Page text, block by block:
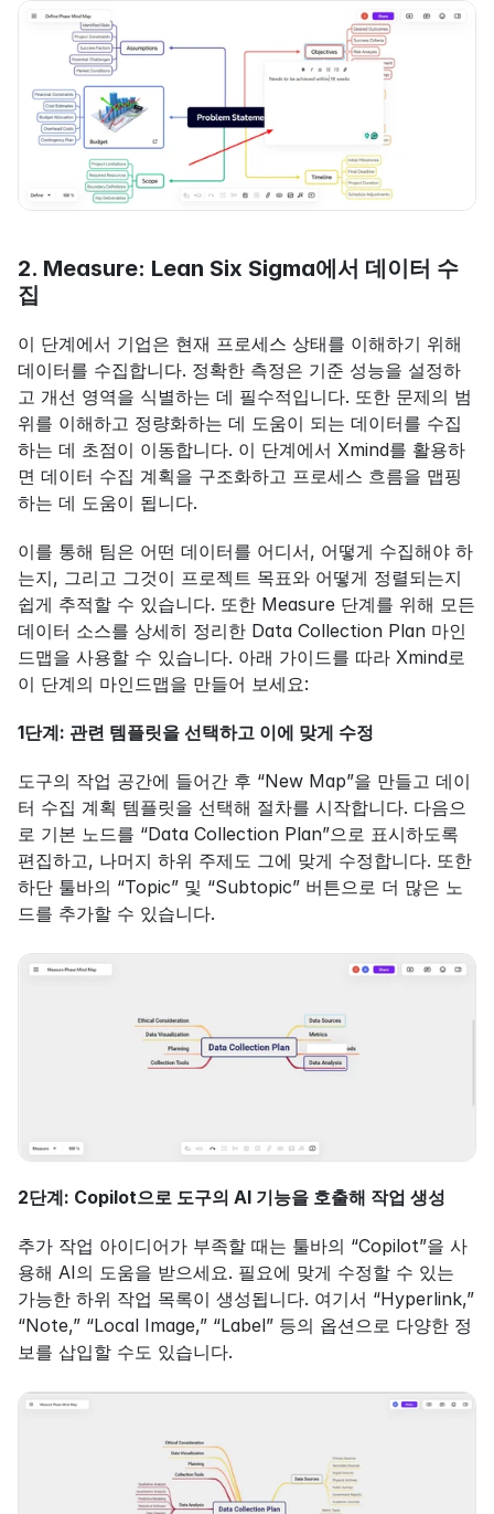
2. Measure: Lean Six Sigma에서 데이터 수
집
이 단계에서 기업은 현재 프로세스 상태를 이해하기 위해
데이터를 수집합니다. 정확한 측정은 기준 성능을 설정하
고 개선 영역을 식별하는 데 필수적입니다. 또한 문제의 범
위를 이해하고 정량화하는 데 도움이 되는 데이터를 수집
하는 데 초점이 이동합니다. 이 단계에서 Xmind를 활용하
면 데이터 수집 계획을 구조화하고 프로세스 흐름을 맵핑
하는 데 도움이 됩니다.
이를 통해 팀은 어떤 데이터를 어디서, 어떻게 수집해야 하
는지, 그리고 그것이 프로젝트 목표와 어떻게 정렬되는지
쉽게 추적할 수 있습니다. 또한 Measure 단계를 위해 모든
데이터 소스를 상세히 정리한 Data Collection Plan 마인
드맵을 사용할 수 있습니다. 아래 가이드를 따라 Xmind로
이 단계의 마인드맵을 만들어 보세요:
1단계: 관련 템플릿을 선택하고 이에 맞게 수정
도구의 작업 공간에 들어간 후 “New Map”을 만들고 데이
터 수집 계획 템플릿을 선택해 절차를 시작합니다. 다음으
로 기본 노드를 “Data Collection Plan”으로 표시하도록
편집하고, 나머지 하위 주제도 그에 맞게 수정합니다. 또한
하단 툴바의 “Topic” 및 “Subtopic” 버튼으로 더 많은 노
드를 추가할 수 있습니다.
2단계: Copilot으로 도구의 AI 기능을 호출해 작업 생성
추가 작업 아이디어가 부족할 때는 툴바의 “Copilot”을 사
용해 AI의 도움을 받으세요. 필요에 맞게 수정할 수 있는
가능한 하위 작업 목록이 생성됩니다. 여기서 “Hyperlink,”
“Note,” “Local Image,” “Label” 등의 옵션으로 다양한 정
보를 삽입할 수도 있습니다.